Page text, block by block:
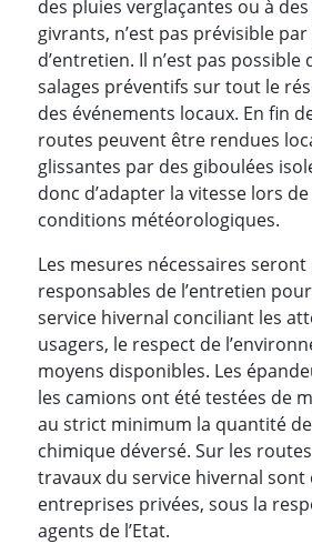
des pluies verglaçantes ou à
givrants, n’est pas prévisible
d’entretien. Il n’est pas possible
salages préventifs sur tout le
des événements locaux. En fin
routes peuvent être rendues
glissantes par des giboulées
donc d’adapter la vitesse lors
conditions météorologiques.
Les mesures nécessaires
responsables de l’entretien
service hivernal conciliant les
usagers, le respect de
moyens disponibles. Les
les camions ont été testées de
au strict minimum la quantité
chimique déversé. Sur les
travaux du service hivernal sont
entreprises privées, sous la
agents de l’Etat.